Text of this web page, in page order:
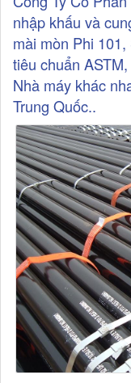
nhập khấu và
mài mòn Phi
tiêu chuẩn
Nhà máy khác
Trung Quốc..